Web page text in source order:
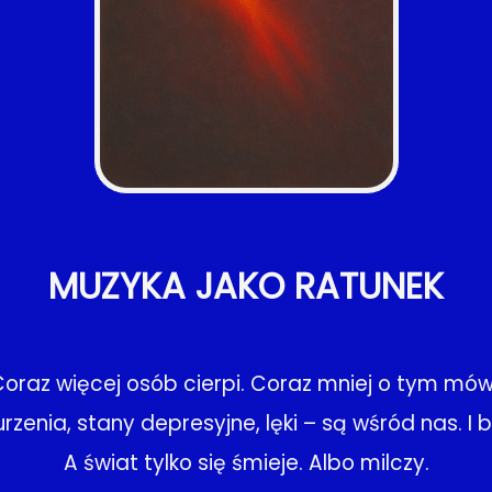
MUZYKA JAKO RATUNEK
więcej osób cierpi. Coraz mniej o tym
stany depresyjne, lęki – są wśród nas. I
A świat tylko się śmieje. Albo milczy.